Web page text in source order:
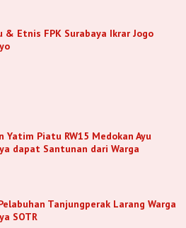
& Etnis FPK Surabaya Ikrar Jogo
Yatim Piatu RW15 Medokan Ayu
dapat Santunan dari Warga
Tanjungperak Larang Warga
SOTR